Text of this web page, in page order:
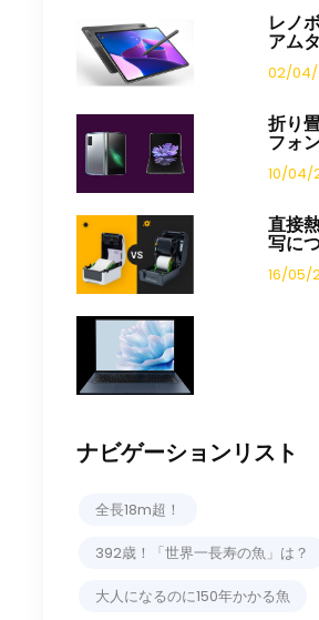
レノ
アム
02/
折り
フォ
10/04/
直接
写に
16/05/
ナビゲーションリスト
全長18m超！
392歳！「世界一長寿の魚」は？
大人になるのに150年かかる魚